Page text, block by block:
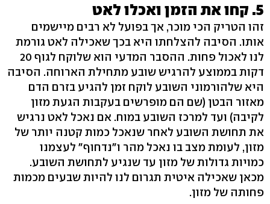
5. קחו את הזמן ואכלו לאט
זהו הטריק הכי מוכר, אך בפועל לא רבים מיישמים
אותו. הסיבה להצלחתו היא בכך שאכילה לאט גורמת
לנו לאכול פחות. ההסבר המדעי הוא שלוקח לגוף 20
דקות בממוצע להרגיש שובע מתחילת הארוחה. הסיבה
היא שלהורמוני השובע לוקח זמן להגיע בזרם הדם
מאזור הבטן (שם הם מופרשים בעקבות הגעת מזון
לקיבה) ועד למרכז השובע במוח. אם נאכל לאט נרגיש
את תחושת השובע לאחר שנאכל כמות קטנה יותר של
מזון, לעומת מצב בו נאכל מהר ו"נדחוף" לעצמנו
כמויות גדולות של מזון עד שנגיע לתחושת השובע.
מכאן שאכילה איטית תגרום לנו להיות שבעים מכמות
פחותה של מזון.